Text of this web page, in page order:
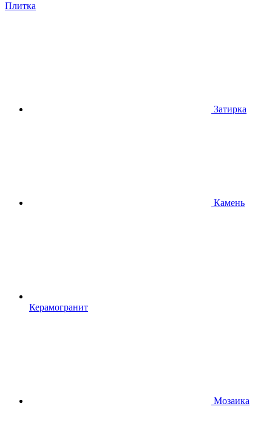
Плитка
Затирка
Камень
Керамогранит
Мозаика